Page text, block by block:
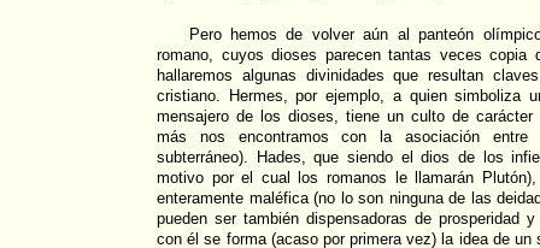
Pero hemos de volver aún al panteón
romano, cuyos dioses parecen tantas veces copia
hallaremos algunas divinidades que resultan
cristiano. Hermes, por ejemplo, a quien simboliza
mensajero de los dioses, tiene un culto de
más nos encontramos con la asociación
subterráneo). Hades, que siendo el dios de los
motivo por el cual los romanos le llamarán
enteramente maléfica (no lo son ninguna de las
pueden ser también dispensadoras de prosperidad
con él se forma (acaso por primera vez) la idea de